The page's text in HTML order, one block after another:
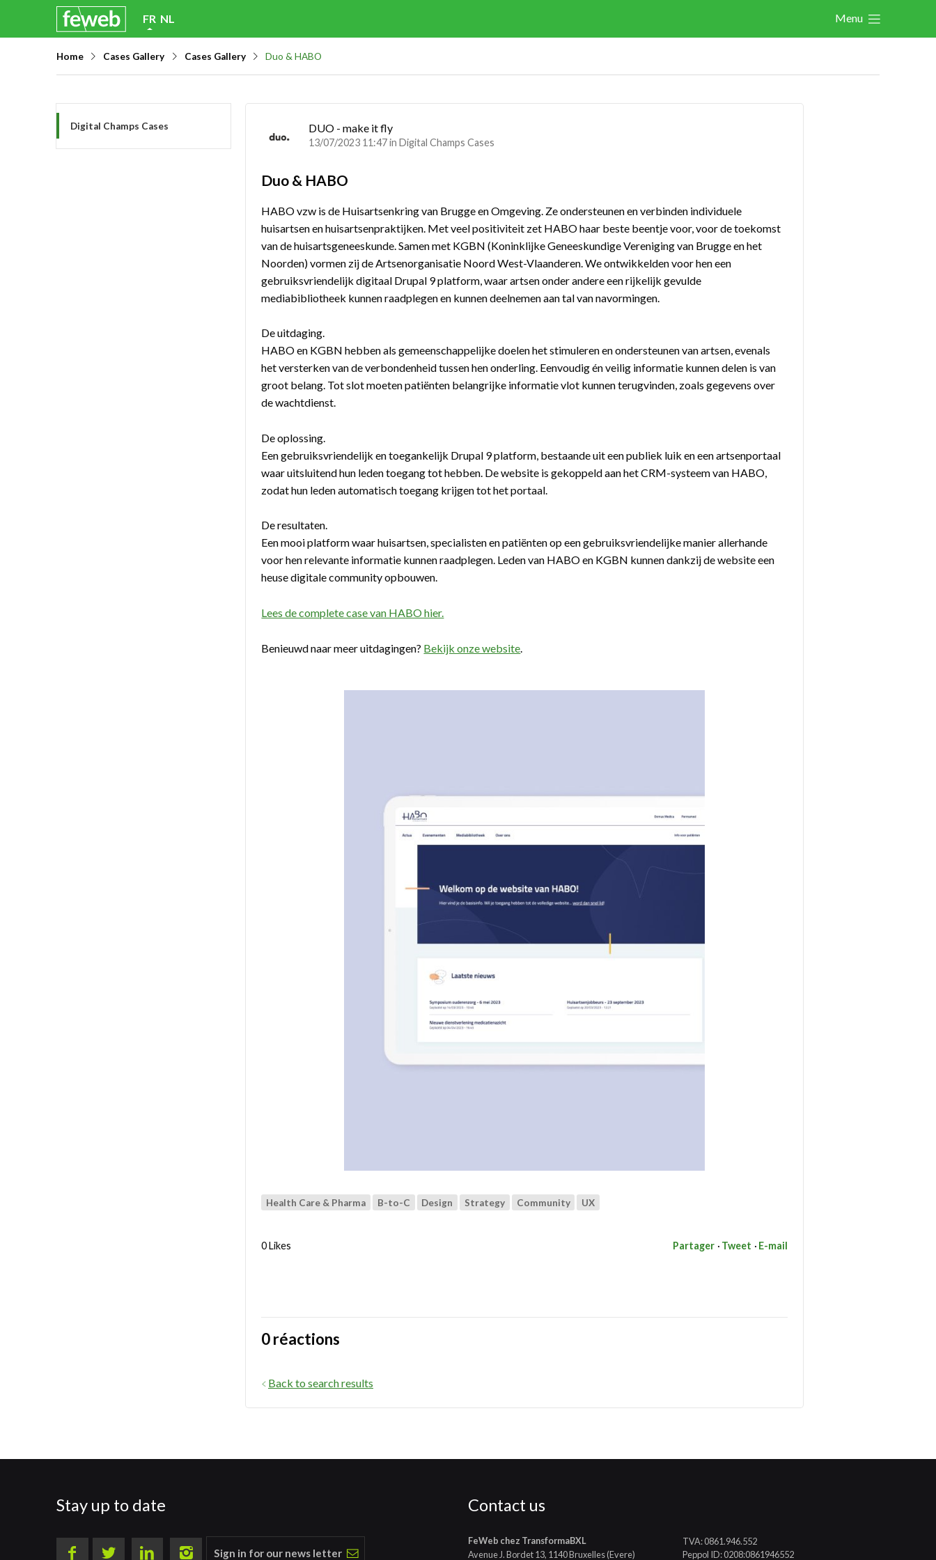
navigation
FR NL Menu
Home Cases Gallery Cases Gallery Duo & HABO
Digital Champs Cases DUO - make it fly
13/07/2023 11:47 in Digital Champs Cases
Duo & HABO
HABO vzw is de Huisartsenkring van Brugge en Omgeving. Ze ondersteunen en verbinden individuele
huisartsen en huisartsenpraktijken. Met veel positiviteit zet HABO haar beste beentje voor, voor de toekomst
van de huisartsgeneeskunde. Samen met KGBN (Koninklijke Geneeskundige Vereniging van Brugge en het
Noorden) vormen zij de Artsenorganisatie Noord West-Vlaanderen. We ontwikkelden voor hen een
gebruiksvriendelijk digitaal Drupal 9 platform, waar artsen onder andere een rijkelijk gevulde
mediabibliotheek kunnen raadplegen en kunnen deelnemen aan tal van navormingen.
De uitdaging.
HABO en KGBN hebben als gemeenschappelijke doelen het stimuleren en ondersteunen van artsen, evenals
het versterken van de verbondenheid tussen hen onderling. Eenvoudig én veilig informatie kunnen delen is van
groot belang. Tot slot moeten patiënten belangrijke informatie vlot kunnen terugvinden, zoals gegevens over
de wachtdienst.
De oplossing.
Een gebruiksvriendelijk en toegankelijk Drupal 9 platform, bestaande uit een publiek luik en een artsenportaal
waar uitsluitend hun leden toegang tot hebben. De website is gekoppeld aan het CRM-systeem van HABO,
zodat hun leden automatisch toegang krijgen tot het portaal.
De resultaten.
Een mooi platform waar huisartsen, specialisten en patiënten op een gebruiksvriendelijke manier allerhande
voor hen relevante informatie kunnen raadplegen. Leden van HABO en KGBN kunnen dankzij de website een
heuse digitale community opbouwen.
Lees de complete case van HABO hier.
Benieuwd naar meer uitdagingen? Bekijk onze website
Health Care & Pharma B-to-C Design Strategy Community UX
0 Likes Partager Tweet E-mail
0 réactions
Back to search results
Stay up to date
Sign in for our news letter
Contact us
FeWeb chez TransformaBXL
Avenue J. Bordet 13, 1140 Bruxelles (Evere)
TVA: 0861.946.552
Peppol ID: 0208:0861946552
A propos